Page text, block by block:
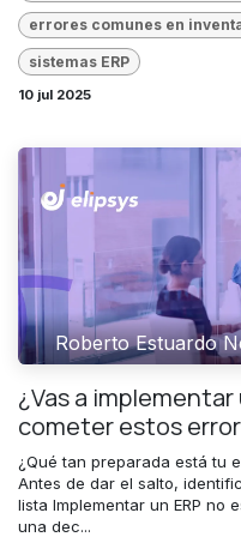
errores comunes en
sistemas ERP
10 jul 2025
Roberto Estuardo
¿Vas a
cometer estos
¿Qué tan preparada está tu
Antes de dar el salto,
lista Implementar un ERP no
una dec...